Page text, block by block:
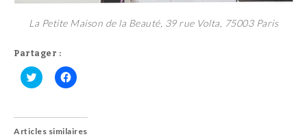
La Petite Maison de la Beauté, 39 rue Volta, 75003 Paris
Partager :
C
q
e
C
q
e
Articles similaires